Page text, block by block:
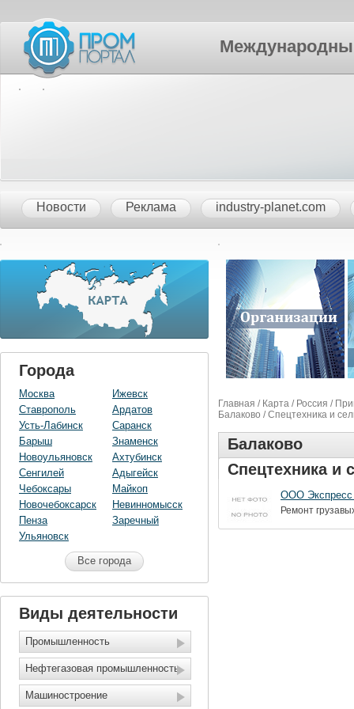
Международный
Новости Реклама industry-planet.com
Города
Москва
Ставрополь
Усть-Лабинск
Барыш
Новоульяновск
Сенгилей
Чебоксары
Новочебоксарск
Пенза
Ульяновск
Ижевск
Ардатов
Саранск
Знаменск
Ахтубинск
Адыгейск
Майкоп
Невинномысск
Заречный
Все города
Виды деятельности
Промышленность
Нефтегазовая промышленность
Машиностроение
Главная / Карта / Россия /
Балаково / Спецтехника и
Балаково
Спецтехника и
ООО Экспресс
Ремонт